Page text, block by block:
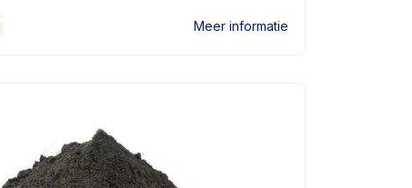
Meer informatie